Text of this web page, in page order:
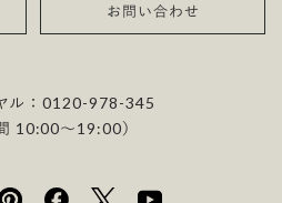
お問い合わせ
ル：0120-978-345
10:00〜19:00）